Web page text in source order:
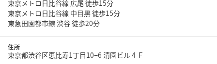
東京メトロ日比谷線 広尾 徒歩15分
東京メトロ日比谷線 中目黒 徒歩15分
東急田園都市線 渋谷 徒歩20分
住所
東京都渋谷区恵比寿1丁目10−6 清園ビル４Ｆ